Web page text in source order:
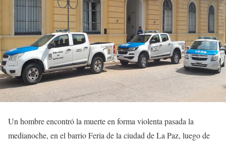
Un hombre encontró la muerte en forma violenta pasada la
medianoche, en el barrio Feria de la ciudad de La Paz, luego de